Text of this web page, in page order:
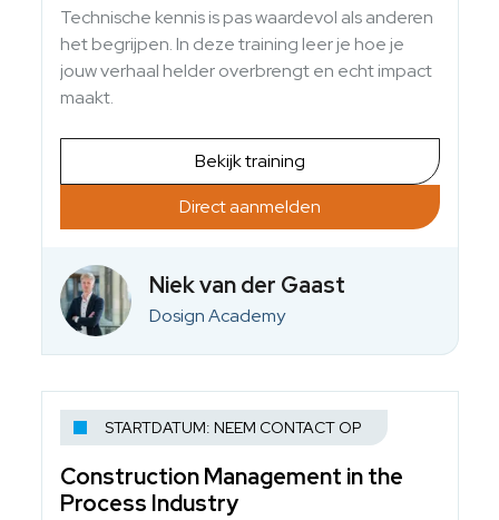
Technische kennis is pas waardevol als anderen
het begrijpen. In deze training leer je hoe je
jouw verhaal helder overbrengt en echt impact
maakt.
Bekijk training
Direct aanmelden
Niek van der Gaast
Dosign Academy
STARTDATUM: NEEM CONTACT OP
Construction Management in the
Process Industry